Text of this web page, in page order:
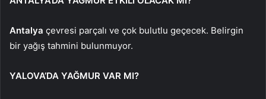
Antalya çevresi parçalı ve çok bulutlu geçecek. Belirgin
bir yağış tahmini bulunmuyor.
YALOVA’DA YAĞMUR VAR MI?